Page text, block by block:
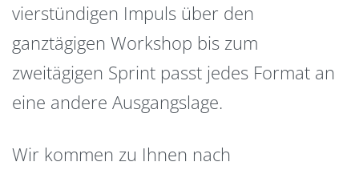
vierstündigen Impuls über den
ganztägigen Workshop bis zum
zweitägigen Sprint passt jedes Format an
eine andere Ausgangslage.
Wir kommen zu Ihnen nach